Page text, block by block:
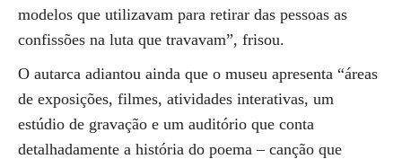
modelos que utilizavam para retirar das pessoas as
confissões na luta que travavam”, frisou.
O autarca adiantou ainda que o museu apresenta “áreas
de exposições, filmes, atividades interativas, um
estúdio de gravação e um auditório que conta
detalhadamente a história do poema – canção que